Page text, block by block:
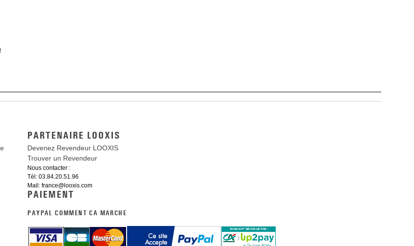
PARTENAIRE LOOXIS
Devenez Revendeur LOOXIS
Trouver un Revendeur
Nous contacter :
Tél: 03.84.20.51.96
Mail: france@looxis.com
PAIEMENT
PAYPAL COMMENT CA MARCHE